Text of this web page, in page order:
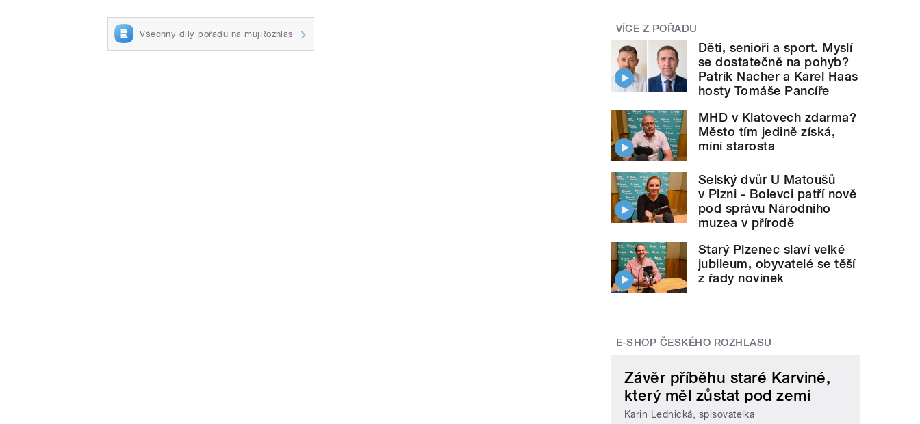
Všechny díly pořadu na mujRozhlas VÍCE Z POŘADU
Děti, senioři a sport. Myslí
se dostatečně na pohyb?
Patrik Nacher a Karel Haas
hosty Tomáše Pancíře
MHD v Klatovech zdarma?
Město tím jedině získá,
míní starosta
Selský dvůr U Matoušů
v Plzni - Bolevci patří nově
pod správu Národního
muzea v přírodě
Starý Plzenec slaví velké
jubileum, obyvatelé se těší
z řady novinek
E-SHOP ČESKÉHO ROZHLASU
Závěr příběhu staré Karviné,
který měl zůstat pod zemí
Karin Lednická, spisovatelka